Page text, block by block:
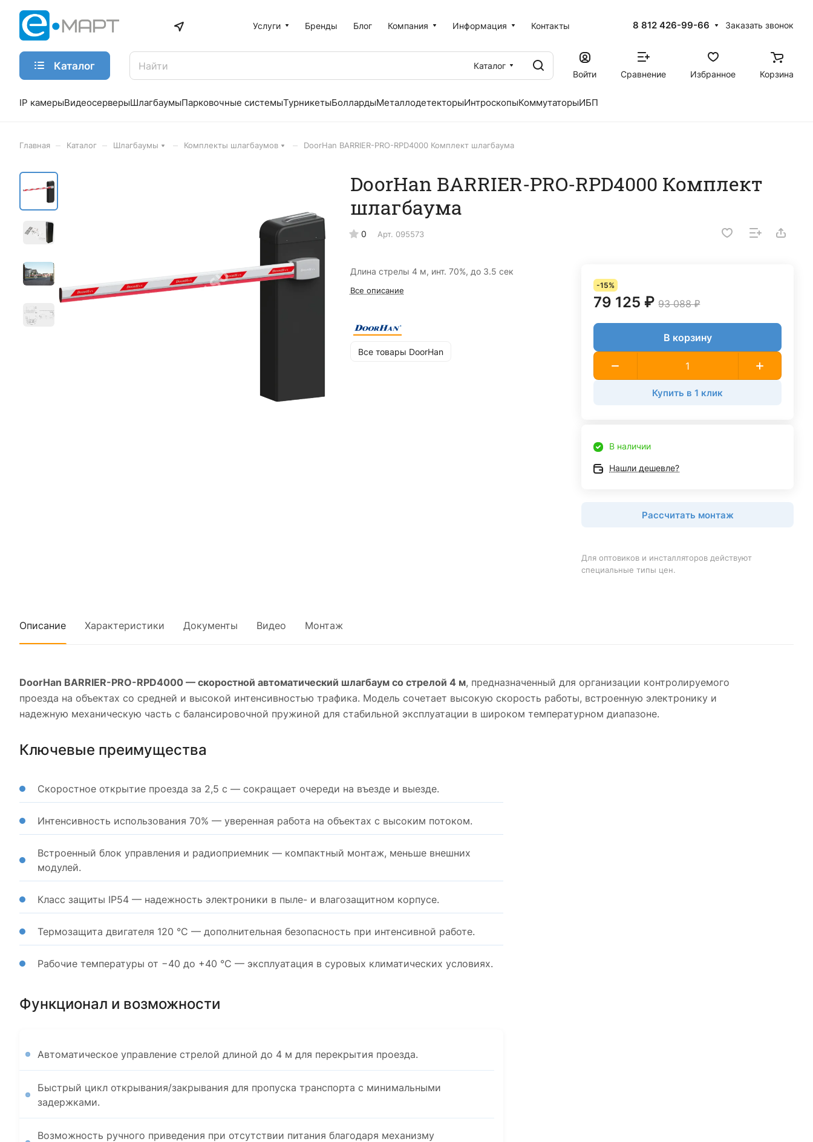
Услуги Бренды Блог Компания Информация Контакты 8 812 426-99-66 Заказать звонок
Каталог
Каталог
Войти
Сравнение Избранное Корзина
IP камерыВидеосерверыШлагбаумыПарковочные системыТурникетыБоллардыМеталлодетекторыИнтроскопыКоммутаторыИБП
Главная Каталог Шлагбаумы Комплекты шлагбаумов DoorHan BARRIER-PRO-RPD4000 Комплект шлагбаума
DoorHan BARRIER-PRO-RPD4000 Комплект
шлагбаума
0 Арт. 095573
Длина стрелы 4 м, инт. 70%, до 3.5 сек
Все описание
Все товары DoorHan
-15%
79 125 ₽ 93 088 ₽
В корзину
Купить в 1 клик
В наличии
Нашли дешевле?
Рассчитать монтаж
Для оптовиков и инсталляторов действуют
специальные типы цен.
Описание Характеристики Документы Видео Монтаж
DoorHan BARRIER-PRO-RPD4000 — скоростной автоматический шлагбаум со стрелой 4 м, предназначенный для организации контролируемого
проезда на объектах со средней и высокой интенсивностью трафика. Модель сочетает высокую скорость работы, встроенную электронику и
надежную механическую часть с балансировочной пружиной для стабильной эксплуатации в широком температурном диапазоне.
Ключевые преимущества
Скоростное открытие проезда за 2,5 с — сокращает очереди на въезде и выезде.
Интенсивность использования 70% — уверенная работа на объектах с высоким потоком.
Встроенный блок управления и радиоприемник — компактный монтаж, меньше внешних
модулей.
Класс защиты IP54 — надежность электроники в пыле- и влагозащитном корпусе.
Термозащита двигателя 120 °C — дополнительная безопасность при интенсивной работе.
Рабочие температуры от −40 до +40 °C — эксплуатация в суровых климатических условиях.
Функционал и возможности
Автоматическое управление стрелой длиной до 4 м для перекрытия проезда.
Быстрый цикл открывания/закрывания для пропуска транспорта с минимальными
задержками.
Возможность ручного приведения при отсутствии питания благодаря механизму